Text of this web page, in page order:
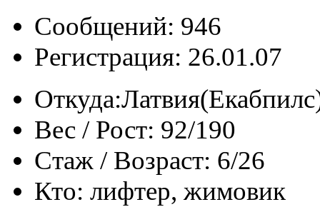
Сообщений: 946
Регистрация: 26.01.07
Откуда:
Вес / Рост: 92/190
Стаж / Возраст: 6/26
Кто: лифтер, жимовик